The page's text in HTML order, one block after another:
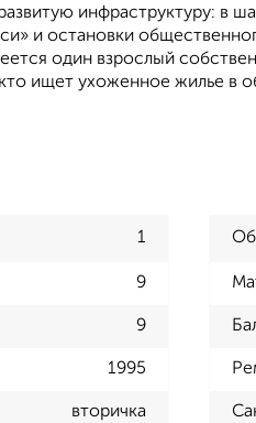
инфраструктуру: в
и остановки
один взрослый
ищет ухоженное жилье в
1
9
9
1995
вторичка